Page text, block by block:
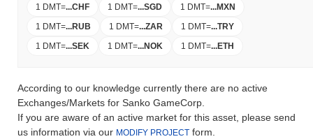
1 DMT=...CHF 1 DMT=...SGD 1 DMT=...MXN
1 DMT=...RUB 1 DMT=...ZAR 1 DMT=...TRY
1 DMT=...SEK 1 DMT=...NOK 1 DMT=...ETH
According to our knowledge currently there are no active
Exchanges/Markets for Sanko GameCorp.
If you are aware of an active market for this asset, please send
us information via our MODIFY PROJECT form.